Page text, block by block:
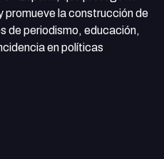
promueve la construcción de
de periodismo, educación,
en políticas